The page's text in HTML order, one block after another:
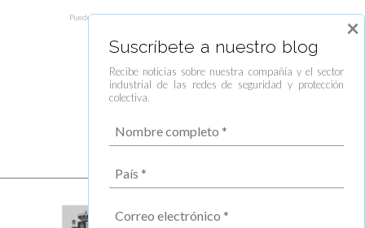
Puede darse de baja de estas comunicaciones en cualquier momento.
Suscríbete a nuestro blog
Recibe noticias sobre nuestra compañía y el sector
industrial de las redes de seguridad y protección
colectiva.
×